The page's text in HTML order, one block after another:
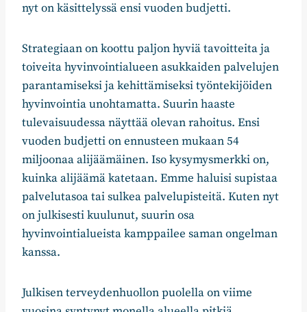
nyt on käsittelyssä ensi vuoden budjetti.
Strategiaan on koottu paljon hyviä tavoitteita ja
toiveita hyvinvointialueen asukkaiden palvelujen
parantamiseksi ja kehittämiseksi työntekijöiden
hyvinvointia unohtamatta. Suurin haaste
tulevaisuudessa näyttää olevan rahoitus. Ensi
vuoden budjetti on ennusteen mukaan 54
miljoonaa alijäämäinen. Iso kysymysmerkki on,
kuinka alijäämä katetaan. Emme haluisi supistaa
palvelutasoa tai sulkea palvelupisteitä. Kuten nyt
on julkisesti kuulunut, suurin osa
hyvinvointialueista kamppailee saman ongelman
kanssa.
Julkisen terveydenhuollon puolella on viime